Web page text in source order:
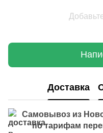
Доставка
Самовывоз
по тарифам